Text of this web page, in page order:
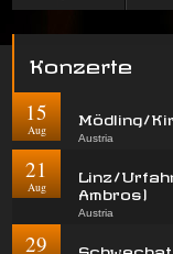
Konzerte
15
Aug
Mödling/
Austria
21
Aug
Linz/
Ambros)
Austria
29